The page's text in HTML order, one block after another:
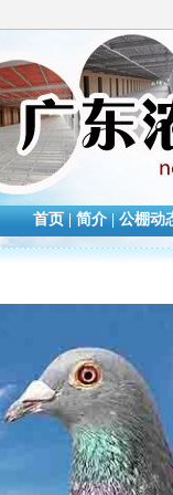
首页|简介|公棚动